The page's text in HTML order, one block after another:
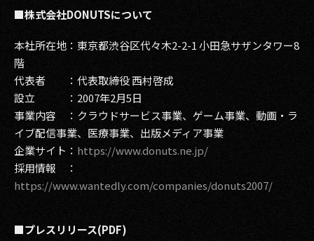
■株式会社DONUTSについて
本社所在地：東京都渋谷区代々木2-2-1 小田急サザンタワー8
階
代表者 ：代表取締役 西村啓成
設立 ：2007年2月5日
事業内容 ：クラウドサービス事業、ゲーム事業、動画・ラ
イブ配信事業、医療事業、出版メディア事業
企業サイト： https://www.donuts.ne.jp/
採用情報 ：
https://www.wantedly.com/companies/donuts2007/
■プレスリリース(PDF)